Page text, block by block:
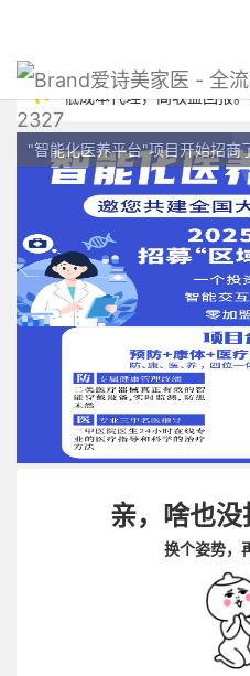
爱诗美家医 - 全
2327
低成本代理，高收益回报
"智能化医养平台"项目开始招商
亲，啥也没
换个姿势，